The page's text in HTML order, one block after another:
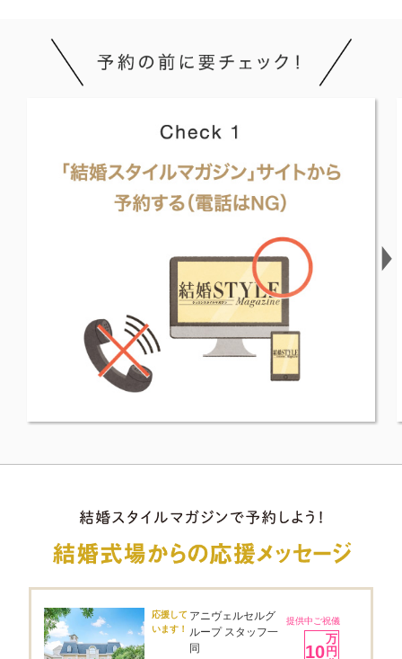
応援して
います！
アニヴェルセルグ
ループ スタッフ一
同
提供中ご祝儀
10
万
円